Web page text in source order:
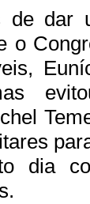
de dar
o
dia